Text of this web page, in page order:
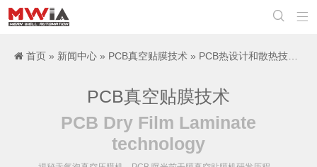


首页 » 新闻中心 » PCB真空贴膜技术 » PCB热设计和散热技术，真空贴膜技术
PCB真空贴膜技术
PCB Dry Film Laminate
technology